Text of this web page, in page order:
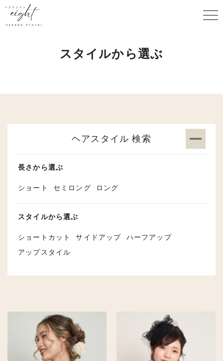
スタイルから選ぶ
ヘアスタイル 検索
長さから選ぶ
ショート セミロング ロング
スタイルから選ぶ
ショートカット サイドアップ
ハーフアップ
アップスタイル